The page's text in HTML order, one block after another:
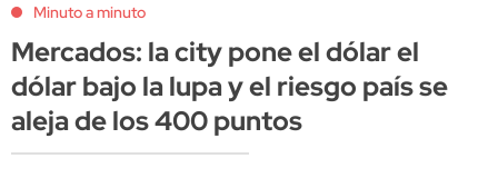
Minuto a minuto
Mercados: la city pone el dólar el
dólar bajo la lupa y el riesgo país se
aleja de los 400 puntos